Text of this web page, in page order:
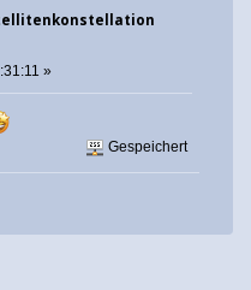
»
Gespeichert